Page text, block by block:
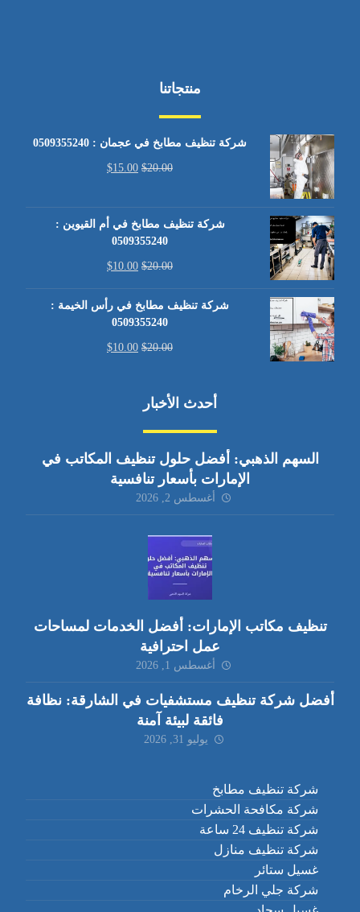
منتجاتنا
شركة تنظيف مطابخ في عجمان : 0509355240
$20.00
$15.00
شركة تنظيف مطابخ في أم القيوين :
0509355240
$20.00
$10.00
شركة تنظيف مطابخ في رأس الخيمة :
0509355240
$20.00
$10.00
أحدث الأخبار
السهم الذهبي: أفضل حلول تنظيف المكاتب في
الإمارات بأسعار تنافسية
أغسطس 2, 2026
تنظيف مكاتب الإمارات: أفضل الخدمات لمساحات
عمل احترافية
أغسطس 1, 2026
أفضل شركة تنظيف مستشفيات في الشارقة: نظافة
فائقة لبيئة آمنة
يوليو 31, 2026
شركة تنظيف مطابخ
شركة مكافحة الحشرات
شركة تنظيف 24 ساعة
شركة تنظيف منازل
غسيل ستائر
شركة جلي الرخام